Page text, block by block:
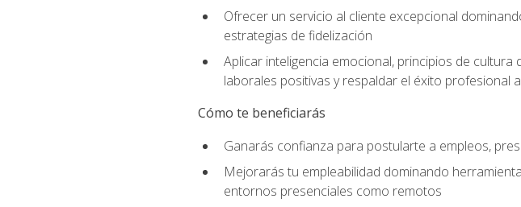
Ofrecer un servicio al cliente excepcional
estrategias de fidelización
Aplicar inteligencia emocional, principios de
laborales positivas y respaldar el éxito profesional
Cómo te beneficiarás
Ganarás confianza para postularte a empleos,
Mejorarás tu empleabilidad dominando
entornos presenciales como remotos